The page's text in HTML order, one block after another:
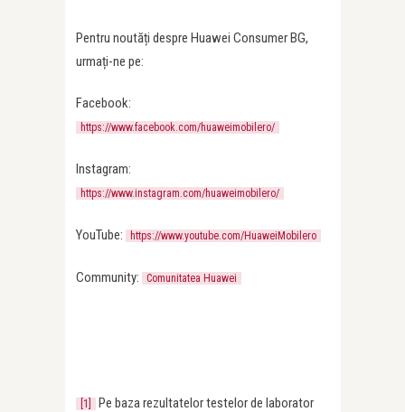
Pentru noutăți despre Huawei Consumer BG,
urmați-ne pe:
Facebook:
https://www.facebook.com/huaweimobilero/
Instagram:
https://www.instagram.com/huaweimobilero/
YouTube: https://www.youtube.com/HuaweiMobilero
Community: Comunitatea Huawei
[1]
Pe baza rezultatelor testelor de laborator